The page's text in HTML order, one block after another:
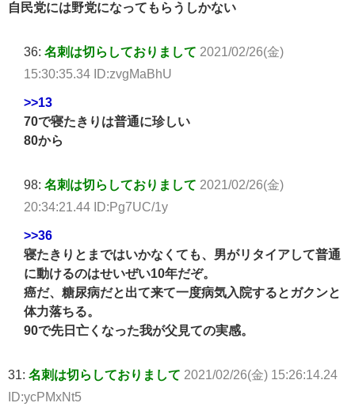
自民党には野党になってもらうしかない
36: 名刺は切らしておりまして 2021/02/26(金)
15:30:35.34 ID:zvgMaBhU
>>13
70で寝たきりは普通に珍しい
80から
98: 名刺は切らしておりまして 2021/02/26(金)
20:34:21.44 ID:Pg7UC/1y
>>36
寝たきりとまではいかなくても、男がリタイアして普通
に動けるのはせいぜい10年だぞ。
癌だ、糖尿病だと出て来て一度病気入院するとガクンと
体力落ちる。
90で先日亡くなった我が父見ての実感。
31: 名刺は切らしておりまして 2021/02/26(金) 15:26:14.24
ID:ycPMxNt5